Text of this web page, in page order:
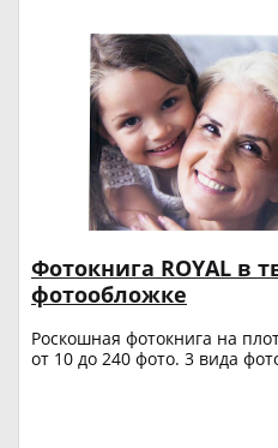
Фотокнига ROYAL в
фотообложке
Роскошная фотокнига на
от 10 до 240 фото. 3 вида